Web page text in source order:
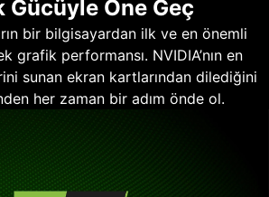
Gücüyle Öne Geç
bir bilgisayardan ilk ve en önemli
grafik performansı. NVIDIA’nın en
sunan ekran kartlarından dilediğini
her zaman bir adım önde ol.